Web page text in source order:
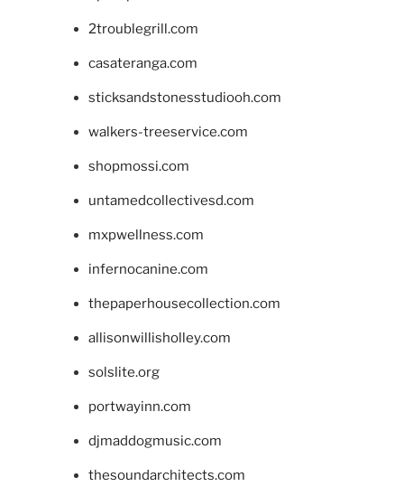
2troublegrill.com
casateranga.com
sticksandstonesstudiooh.com
walkers-treeservice.com
shopmossi.com
untamedcollectivesd.com
mxpwellness.com
infernocanine.com
thepaperhousecollection.com
allisonwillisholley.com
solslite.org
portwayinn.com
djmaddogmusic.com
thesoundarchitects.com